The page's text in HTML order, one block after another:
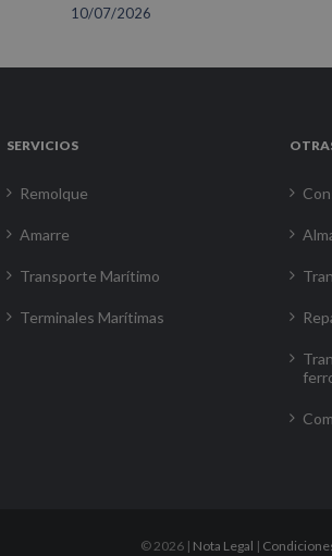
10/07/2026
SERVICIOS
Remolque
Amarre
Transporte Marítimo
Terminales Marítimas
©2026 | Nota Legal |